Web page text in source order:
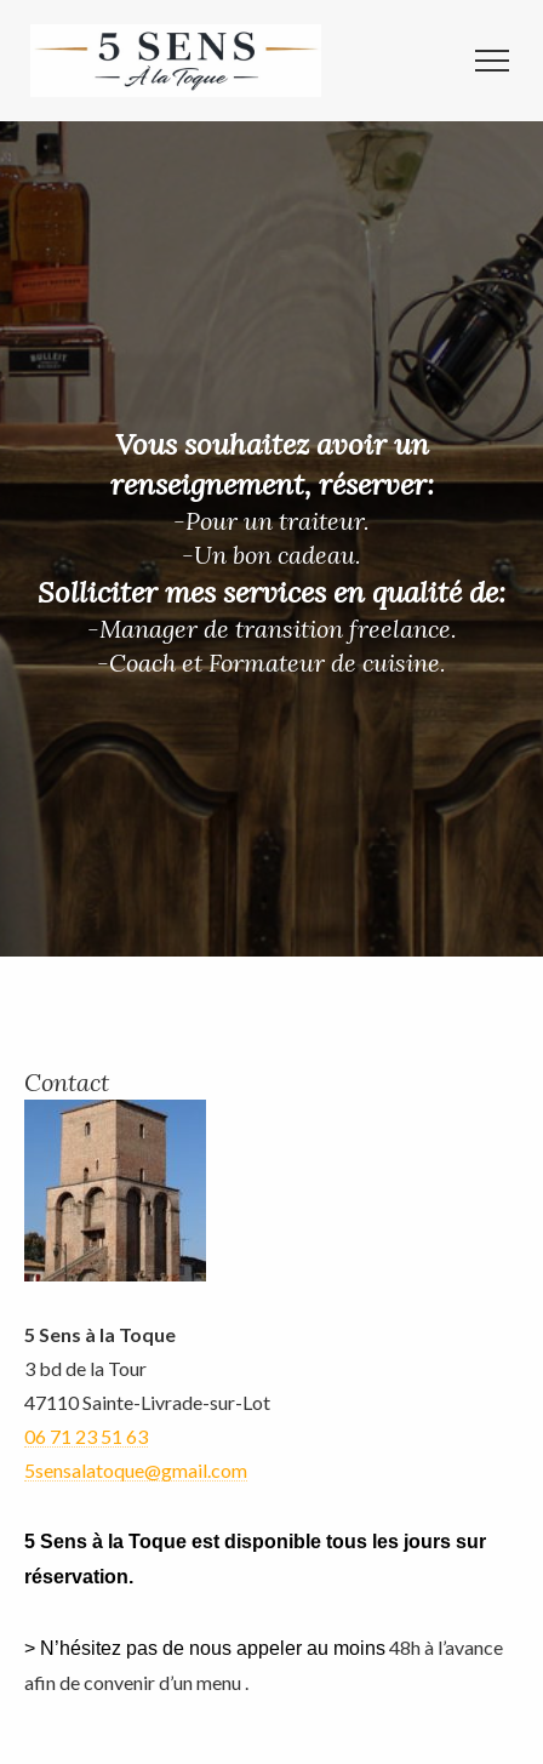
Vous souhaitez avoir un
renseignement, réserver:
-Pour un traiteur.
-Un bon cadeau.
Solliciter mes services en qualité de:
-Manager de transition freelance.
-Coach et Formateur de cuisine.
Contact
5 Sens à la Toque
3 bd de la Tour
47110 Sainte-Livrade-sur-Lot
06 71 23 51 63
5sensalatoque@gmail.com
5 Sens à la Toque est disponible tous les jours sur
réservation.
> N’hésitez pas de nous appeler au moins48h à l’avance
afin de convenir d’un menu .